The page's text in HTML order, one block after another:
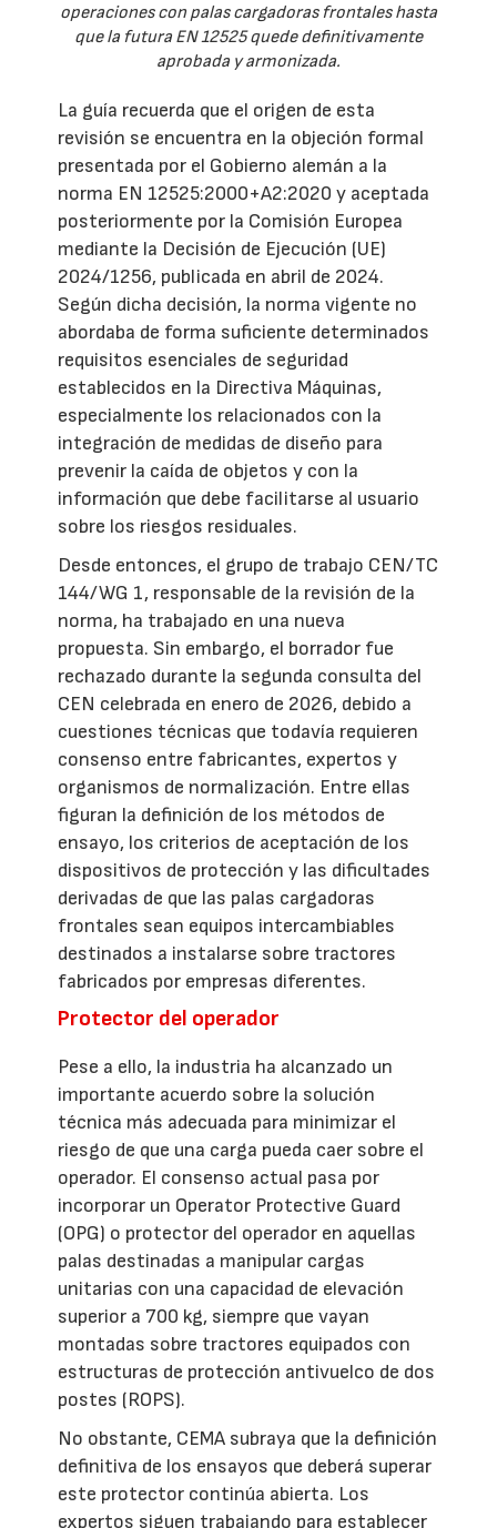
operaciones con palas cargadoras frontales hasta
que la futura EN 12525 quede definitivamente
aprobada y armonizada.
La guía recuerda que el origen de esta
revisión se encuentra en la objeción formal
presentada por el Gobierno alemán a la
norma EN 12525:2000+A2:2020 y aceptada
posteriormente por la Comisión Europea
mediante la Decisión de Ejecución (UE)
2024/1256, publicada en abril de 2024.
Según dicha decisión, la norma vigente no
abordaba de forma suficiente determinados
requisitos esenciales de seguridad
establecidos en la Directiva Máquinas,
especialmente los relacionados con la
integración de medidas de diseño para
prevenir la caída de objetos y con la
información que debe facilitarse al usuario
sobre los riesgos residuales.
Desde entonces, el grupo de trabajo CEN/TC
144/WG 1, responsable de la revisión de la
norma, ha trabajado en una nueva
propuesta. Sin embargo, el borrador fue
rechazado durante la segunda consulta del
CEN celebrada en enero de 2026, debido a
cuestiones técnicas que todavía requieren
consenso entre fabricantes, expertos y
organismos de normalización. Entre ellas
figuran la definición de los métodos de
ensayo, los criterios de aceptación de los
dispositivos de protección y las dificultades
derivadas de que las palas cargadoras
frontales sean equipos intercambiables
destinados a instalarse sobre tractores
fabricados por empresas diferentes.
Protector del operador
Pese a ello, la industria ha alcanzado un
importante acuerdo sobre la solución
técnica más adecuada para minimizar el
riesgo de que una carga pueda caer sobre el
operador. El consenso actual pasa por
incorporar un Operator Protective Guard
(OPG) o protector del operador en aquellas
palas destinadas a manipular cargas
unitarias con una capacidad de elevación
superior a 700 kg, siempre que vayan
montadas sobre tractores equipados con
estructuras de protección antivuelco de dos
postes (ROPS).
No obstante, CEMA subraya que la definición
definitiva de los ensayos que deberá superar
este protector continúa abierta. Los
expertos siguen trabajando para establecer